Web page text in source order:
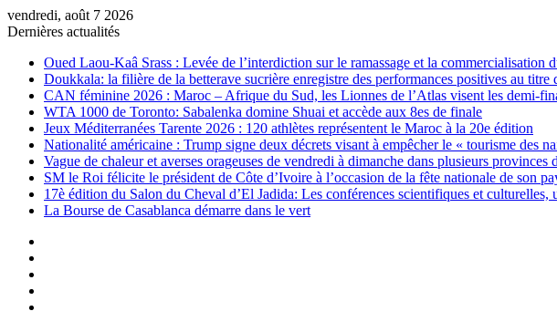
vendredi, août 7 2026
Dernières actualités
Oued Laou-Kaâ Srass : Levée de l’interdiction sur le ramassage et la commercialisation
Doukkala: la filière de la betterave sucrière enregistre des performances positives au
CAN féminine 2026 : Maroc – Afrique du Sud, les Lionnes de l’Atlas visent les demi-
WTA 1000 de Toronto: Sabalenka domine Shuai et accède aux 8es de finale
Jeux Méditerranées Tarente 2026 : 120 athlètes représentent le Maroc à la 20e édition
Nationalité américaine : Trump signe deux décrets visant à empêcher le « tourisme des
Vague de chaleur et averses orageuses de vendredi à dimanche dans plusieurs provinces
SM le Roi félicite le président de Côte d’Ivoire à l’occasion de la fête nationale de son
17è édition du Salon du Cheval d’El Jadida: Les conférences scientifiques et culturelles,
La Bourse de Casablanca démarre dans le vert